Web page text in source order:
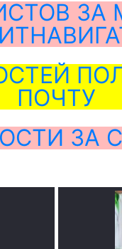
ЗА
ПОЧТУ
ЗА